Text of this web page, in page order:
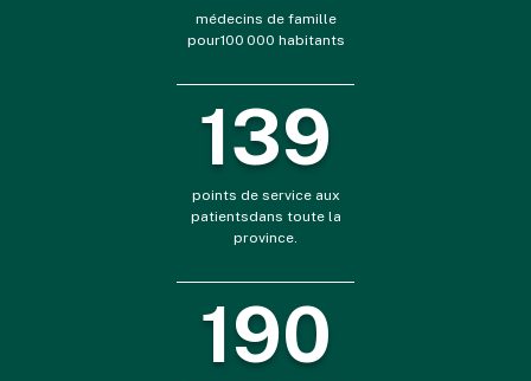
médecins de famille
pour100 000 habitants
150
points de service aux
patientsdans toute la
province.
210